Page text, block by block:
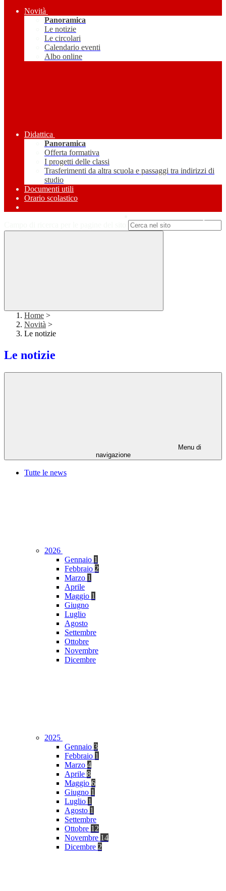
Novità
Panoramica
Le notizie
Le circolari
Calendario eventi
Albo online
Didattica
Panoramica
Offerta formativa
I progetti delle classi
Trasferimenti da altra scuola e passaggi tra indirizzi di
studio
Documenti utili
Orario scolastico
Home >
Novità >
Le notizie
Le notizie
Menu di
navigazione
Tutte le news
2026
Gennaio 1
Febbraio 2
Marzo 1
Aprile
Maggio 1
Giugno
Luglio
Agosto
Settembre
Ottobre
Novembre
Dicembre
2025
Gennaio 3
Febbraio 1
Marzo 4
Aprile 8
Maggio 6
Giugno 1
Luglio 1
Agosto 1
Settembre
Ottobre 12
Novembre 14
Dicembre 2